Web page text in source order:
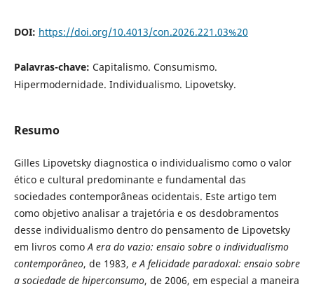
DOI: https://doi.org/10.4013/con.2026.221.03%20
Palavras-chave: Capitalismo. Consumismo.
Hipermodernidade. Individualismo. Lipovetsky.
Resumo
Gilles Lipovetsky diagnostica o individualismo como o valor
ético e cultural predominante e fundamental das
sociedades contemporâneas ocidentais. Este artigo tem
como objetivo analisar a trajetória e os desdobramentos
desse individualismo dentro do pensamento de Lipovetsky
em livros comoA era do vazio: ensaio sobre o individualismo
contemporâneo, de 1983, e A felicidade paradoxal: ensaio sobre
a sociedade de hiperconsumo, de 2006, em especial a maneira